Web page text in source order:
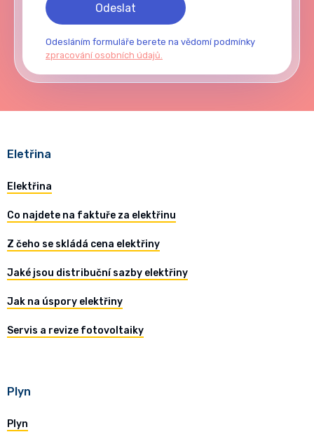
Odeslat
Odesláním formuláře berete na vědomí podmínky
zpracování osobních údajů.
Eletřina
Elektřina
Co najdete na faktuře za elektřinu
Z čeho se skládá cena elektřiny
Jaké jsou distribuční sazby elektřiny
Jak na úspory elektřiny
Servis a revize fotovoltaiky
Plyn
Plyn